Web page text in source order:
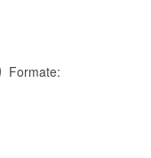
Formate: